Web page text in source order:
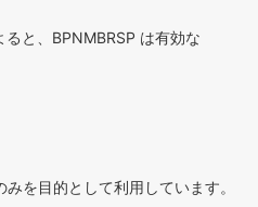
と、BPNMBRSP は有効な
を目的として利用しています。